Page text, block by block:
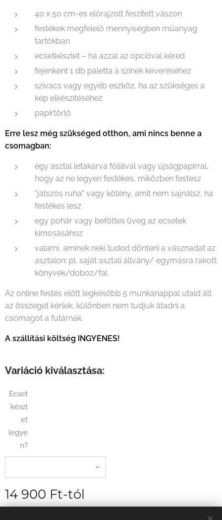
40 x 50 cm-es előrajzolt feszített vászon
festékek megfelelő mennyiségben műanyag
tartókban
ecsetkészlet – ha azzal az opcióval kéred
fejenként 1 db paletta a színek keveréséhez
szivacs vagy egyéb eszköz, ha az szükséges a
kép elkészítéséhez
papírtörlő
Erre lesz még szükséged otthon, ami nincs benne a
csomagban:
egy asztal letakarva fóliával vagy újságpapírral,
hogy az ne legyen festékes, miközben festesz
"játszós ruha" vagy kötény, amit nem sajnálsz, ha
festékes lesz
egy pohár vagy befőttes üveg az ecsetek
kimosásához
valami, aminek neki tudod dönteni a vásznadat az
asztalon: pl. saját asztali állvány/ egymásra rakott
könyvek/doboz/fal
Az online festés előtt legkésőbb 5 munkanappal utald ált
az összeget kérlek, különben nem tudjuk átadni a
csomagot a futárnak.
A szállítási költség INGYENES!
Variáció kiválasztása:
Ecset
készl
et
legye
n?
14 900 Ft-tól